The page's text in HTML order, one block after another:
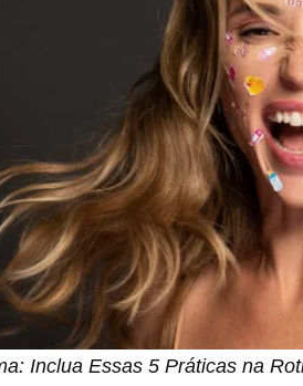
Inclua Essas 5 Práticas na